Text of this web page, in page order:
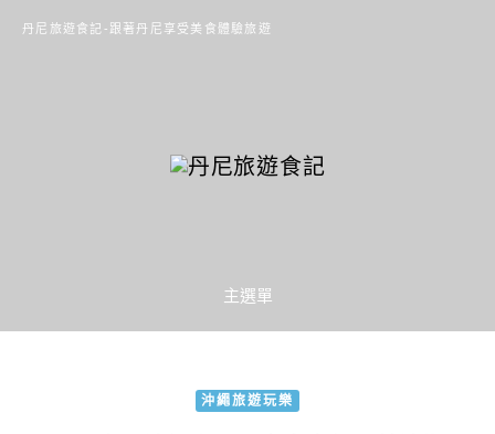
丹尼旅遊食記-跟著丹尼享受美食體驗旅遊
主選單
沖繩旅遊玩樂